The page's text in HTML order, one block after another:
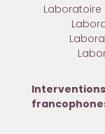
Laboratoire